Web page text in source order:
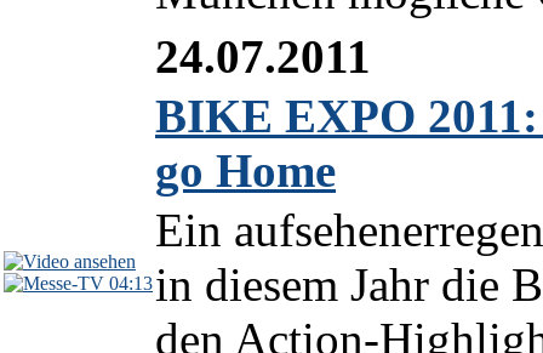
04:13
24.07.2011
BIKE EXPO
go Home
Ein
in diesem Jahr die
den Action-